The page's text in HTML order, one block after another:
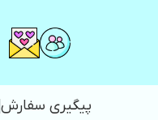
پیگیری سفارش